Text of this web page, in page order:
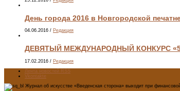
День города 2016 в Новгородской
04.06.2016 / Редакция
ДЕВЯТЫЙ МЕЖДУНАРОДНЫЙ КОНКУРС
17.02.2016 / Редакция
Лента новостей RSS
Vkontakte
Журнал об искусстве «Введенская сторона» выходит при